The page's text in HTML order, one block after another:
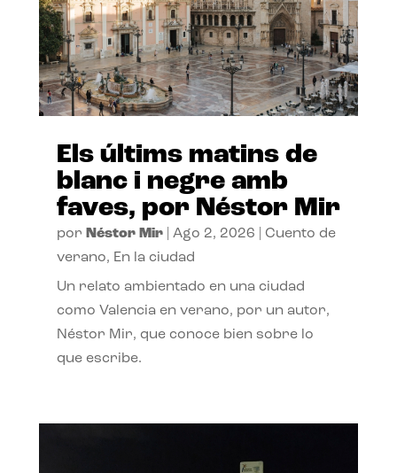
Els últims matins de
blanc i negre amb
faves, por Néstor Mir
por Néstor Mir| Ago 2, 2026
Cuento de
verano, En la ciudad
Un relato ambientado en una ciudad
como Valencia en verano, por un autor,
Néstor Mir, que conoce bien sobre lo
que escribe.